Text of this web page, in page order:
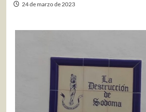
24 de marzo de 2023